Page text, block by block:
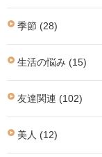
季節 (28)
生活の悩み (15)
友達関連 (102)
美人 (12)